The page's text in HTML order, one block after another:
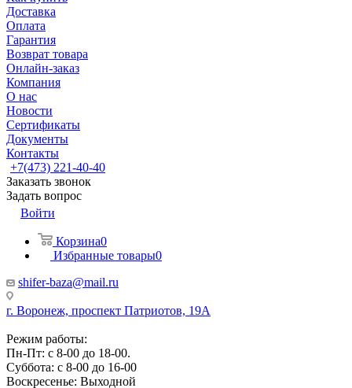
Доставка
Оплата
Гарантия
Возврат товара
Онлайн-заказ
Компания
О нас
Новости
Сертификаты
Документы
Контакты
+7(473) 221-40-40
Заказать звонок
Задать вопрос
Войти
Корзина0
Избранные товары0
shifer-baza@mail.ru
г. Воронеж, проспект Патриотов, 19А
Режим работы:
Пн-Пт: с 8-00 до 18-00.
Суббота: с 8-00 до 16-00
Воскресенье: Выходной